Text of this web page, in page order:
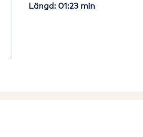
Längd: 01:23 min